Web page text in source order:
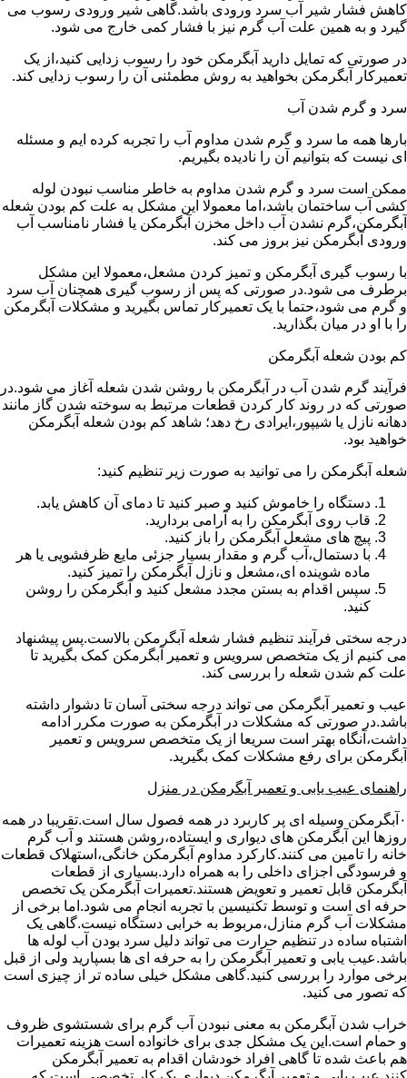
کاهش فشار شیر آب سرد ورودی باشد.گاهی شیر ورودی رسوب می
گیرد و به همین علت آب گرم نیز با فشار کمی خارج می شود.
در صورتی که تمایل دارید آبگرمکن خود را رسوب زدایی کنید،از یک
تعمیرکار آبگرمکن بخواهید به روش مطمئنی آن را رسوب زدایی کند.
سرد و گرم شدن آب
بارها همه ما سرد و گرم شدن مداوم آب را تجربه کرده ایم و مسئله
ای نیست که بتوانیم آن را نادیده بگیریم.
ممکن است سرد و گرم شدن مداوم به خاطر مناسب نبودن لوله
کشی آب ساختمان باشد،اما معمولا این مشکل به علت کم بودن شعله
آبگرمکن،گرم نشدن آب داخل مخزن آبگرمکن یا فشار نامناسب آب
ورودی آبگرمکن نیز بروز می کند.
با رسوب گیری آبگرمکن و تمیز کردن مشعل،معمولا این مشکل
برطرف می شود.در صورتی که پس از رسوب گیری همچنان آب سرد
و گرم می شود،حتما با یک تعمیرکار تماس بگیرید و مشکلات آبگرمکن
را با او در میان بگذارید.
کم بودن شعله آبگرمکن
فرآیند گرم شدن آب در آبگرمکن با روشن شدن شعله آغاز می شود.در
صورتی که در روند کار کردن قطعات مرتبط به سوخته شدن گاز مانند
دهانه نازل یا شیپور،ایرادی رخ دهد؛ شاهد کم بودن شعله آبگرمکن
خواهید بود.
شعله آبگرمکن را می توانید به صورت زیر تنظیم کنید:
دستگاه را خاموش کنید و صبر کنید تا دمای آن کاهش یابد.
قاب روی آبگرمکن را به آرامی بردارید.
پیچ های مشعل آبگرمکن را باز کنید.
با دستمال،آب گرم و مقدار بسیار جزئی مایع ظرفشویی یا هر
ماده شوینده ای،مشعل و نازل آبگرمکن را تمیز کنید.
سپس اقدام به بستن مجدد مشعل کنید و آبگرمکن را روشن
کنید.
درجه سختی فرآیند تنظیم فشار شعله آبگرمکن بالاست.پس پیشنهاد
می کنیم از یک متخصص سرویس و تعمیر آبگرمکن کمک بگیرید تا
علت کم شدن شعله را بررسی کند.
عیب و تعمیر آبگرمکن می تواند درجه سختی آسان تا دشوار داشته
باشد.در صورتی که مشکلات در آبگرمکن به صورت مکرر ادامه
داشت،آنگاه بهتر است سریعا از یک متخصص سرویس و تعمیر
آبگرمکن برای رفع مشکلات کمک بگیرید.
راهنمای عیب یابی و تعمیر آبگرمکن در منزل
۰آبگرمکن وسیله ای پر کاربرد در همه فصول سال است.تقریبا در همه
روزها این آبگرمکن های دیواری و ایستاده،روشن هستند و آب گرم
خانه را تامین می کنند.کارکرد مداوم آبگرمکن خانگی،استهلاک قطعات
و فرسودگی اجزای داخلی را به همراه دارد.بسیاری از قطعات
آبگرمکن قابل تعمیر و تعویض هستند.تعمیرات آبگرمکن یک تخصص
حرفه ای است و توسط تکنیسین با تجربه انجام می شود.اما برخی از
مشکلات آب گرم منازل،مربوط به خرابی دستگاه نیست.گاهی یک
اشتباه ساده در تنظیم حرارت می تواند دلیل سرد بودن آب لوله ها
باشد.عیب یابی و تعمیر آبگرمکن را به حرفه ای ها بسپارید ولی از قبل
برخی موارد را بررسی کنید.گاهی مشکل خیلی ساده تر از چیزی است
که تصور می کنید.
خراب شدن آبگرمکن به معنی نبودن آب گرم برای شستشوی ظروف
و حمام است.این یک مشکل جدی برای خانواده است هزینه تعمیرات
هم باعث شده تا گاهی افراد خودشان اقدام به تعمیر آبگرمکن